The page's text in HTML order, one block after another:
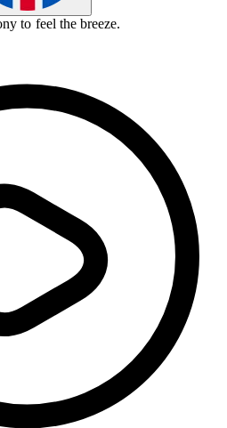
to feel the breeze.